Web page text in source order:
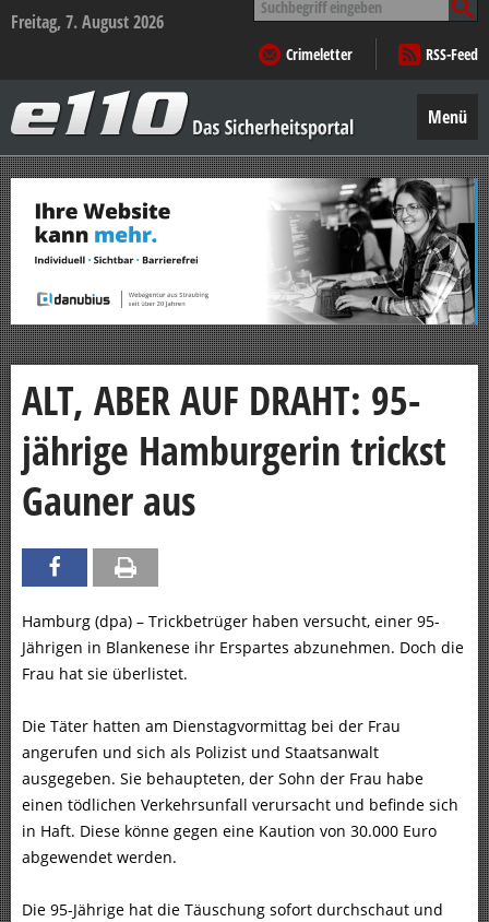
Freitag, 7. August 2026
nach:
Crimeletter
RSS-Feed
–
Das
Sicherheitsportal
Menü
Zum
Inhalt
springen
ALT, ABER AUF DRAHT: 95-
jährige Hamburgerin trickst
Gauner aus
Hamburg (dpa) – Trickbetrüger haben versucht, einer 95-
Jährigen in Blankenese ihr Erspartes abzunehmen. Doch die
Frau hat sie überlistet.
Die Täter hatten am Dienstagvormittag bei der Frau
angerufen und sich als Polizist und Staatsanwalt
ausgegeben. Sie behaupteten, der Sohn der Frau habe
einen tödlichen Verkehrsunfall verursacht und befinde sich
in Haft. Diese könne gegen eine Kaution von 30.000 Euro
abgewendet werden.
Die 95-Jährige hat die Täuschung sofort durchschaut und